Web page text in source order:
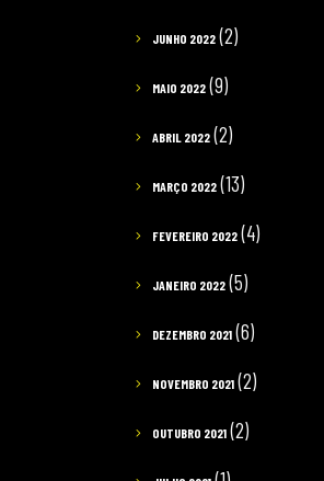
JUNHO 2022 (2)
MAIO 2022 (9)
ABRIL 2022 (2)
MARÇO 2022 (13)
FEVEREIRO 2022 (4)
JANEIRO 2022 (5)
DEZEMBRO 2021 (6)
NOVEMBRO 2021 (2)
OUTUBRO 2021 (2)